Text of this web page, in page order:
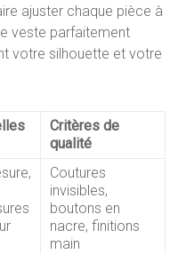
ajuster chaque pièce à
veste parfaitement
votre silhouette et votre
Critères de
qualité
Coutures
invisibles,
boutons en
nacre, finitions
main